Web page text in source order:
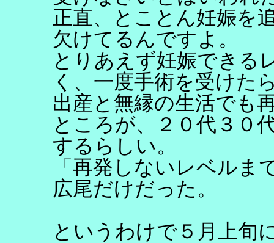
正直、とことん妊娠を
欠けてるんですよ。
とりあえず妊娠できる
く、一度手術を受けた
出産と無縁の生活でも
ところが、２０代３０
するらしい。
「再発しないレベルま
広尾だけだった。
というわけで５月上旬